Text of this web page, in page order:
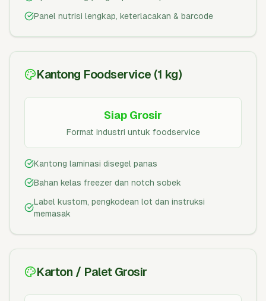
Panel nutrisi lengkap, keterlacakan & barcode
Kantong Foodservice (1 kg)
Siap Grosir
Format industri untuk foodservice
Kantong laminasi disegel panas
Bahan kelas freezer dan notch sobek
Label kustom, pengkodean lot dan instruksi
memasak
Karton / Palet Grosir